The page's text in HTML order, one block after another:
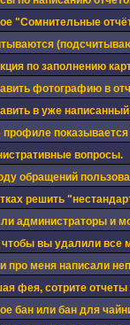
"Сомнительные
по заполнению
фотографию в
в уже
вопросы.
обращений
решить
администраторы и
чтобы вы удалили все
про меня написали
фея, сотрите отчеты
бан или бан для